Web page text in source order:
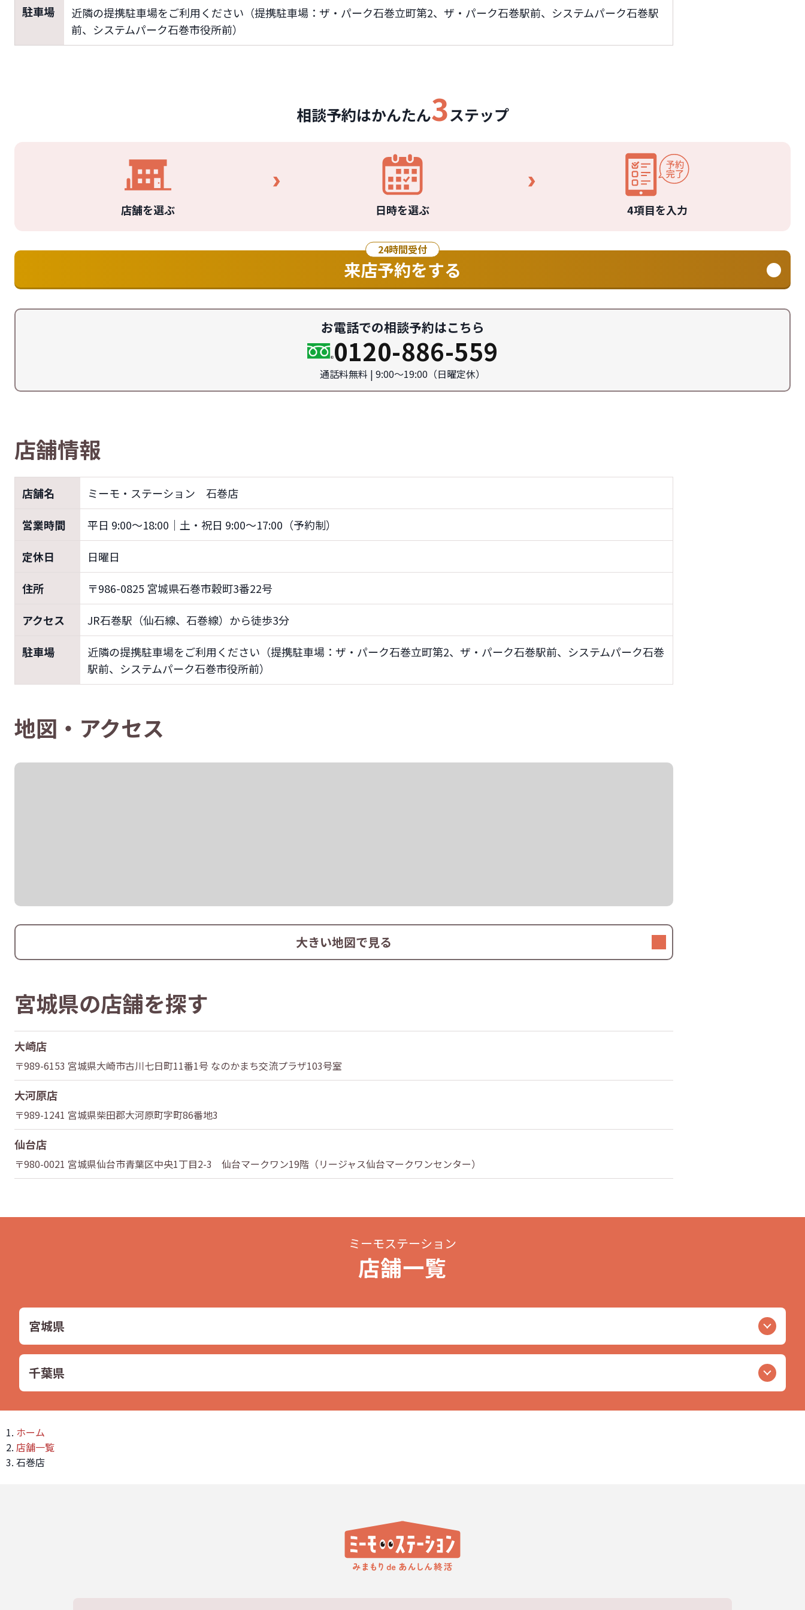
駐車場
近隣の提携駐車場をご利用ください（提携駐車場：ザ・パーク石巻立町第2、ザ・パーク石巻駅前、システムパーク石巻駅
前、システムパーク石巻市役所前）
相談予約はかんたん3ステップ
店舗を選ぶ 日時を選ぶ 4項目を入力
24時間受付
来店予約をする
お電話での相談予約はこちら
0120-886-559
通話料無料 | 9:00〜19:00（日曜定休）
店舗情報
店舗名 ミーモ・ステーション 石巻店
営業時間 平日 9:00～18:00｜土・祝日 9:00～17:00（予約制）
定休日 日曜日
住所 〒986-0825 宮城県石巻市穀町3番22号
アクセス JR石巻駅（仙石線、石巻線）から徒歩3分
駐車場
近隣の提携駐車場をご利用ください（提携駐車場：ザ・パーク石巻立町第2、ザ・パーク石巻駅前、システムパーク石巻
駅前、システムパーク石巻市役所前）
地図・アクセス
大きい地図で見る
宮城県の店舗を探す
大崎店
〒989-6153 宮城県大崎市古川七日町11番1号 なのかまち交流プラザ103号室
大河原店
〒989-1241 宮城県柴田郡大河原町字町86番地3
仙台店
〒980-0021 宮城県仙台市青葉区中央1丁目2-3 仙台マークワン19階（リージャス仙台マークワンセンター）
ミーモステーション
店舗一覧
宮城県
千葉県
ホーム
店舗一覧
石巻店